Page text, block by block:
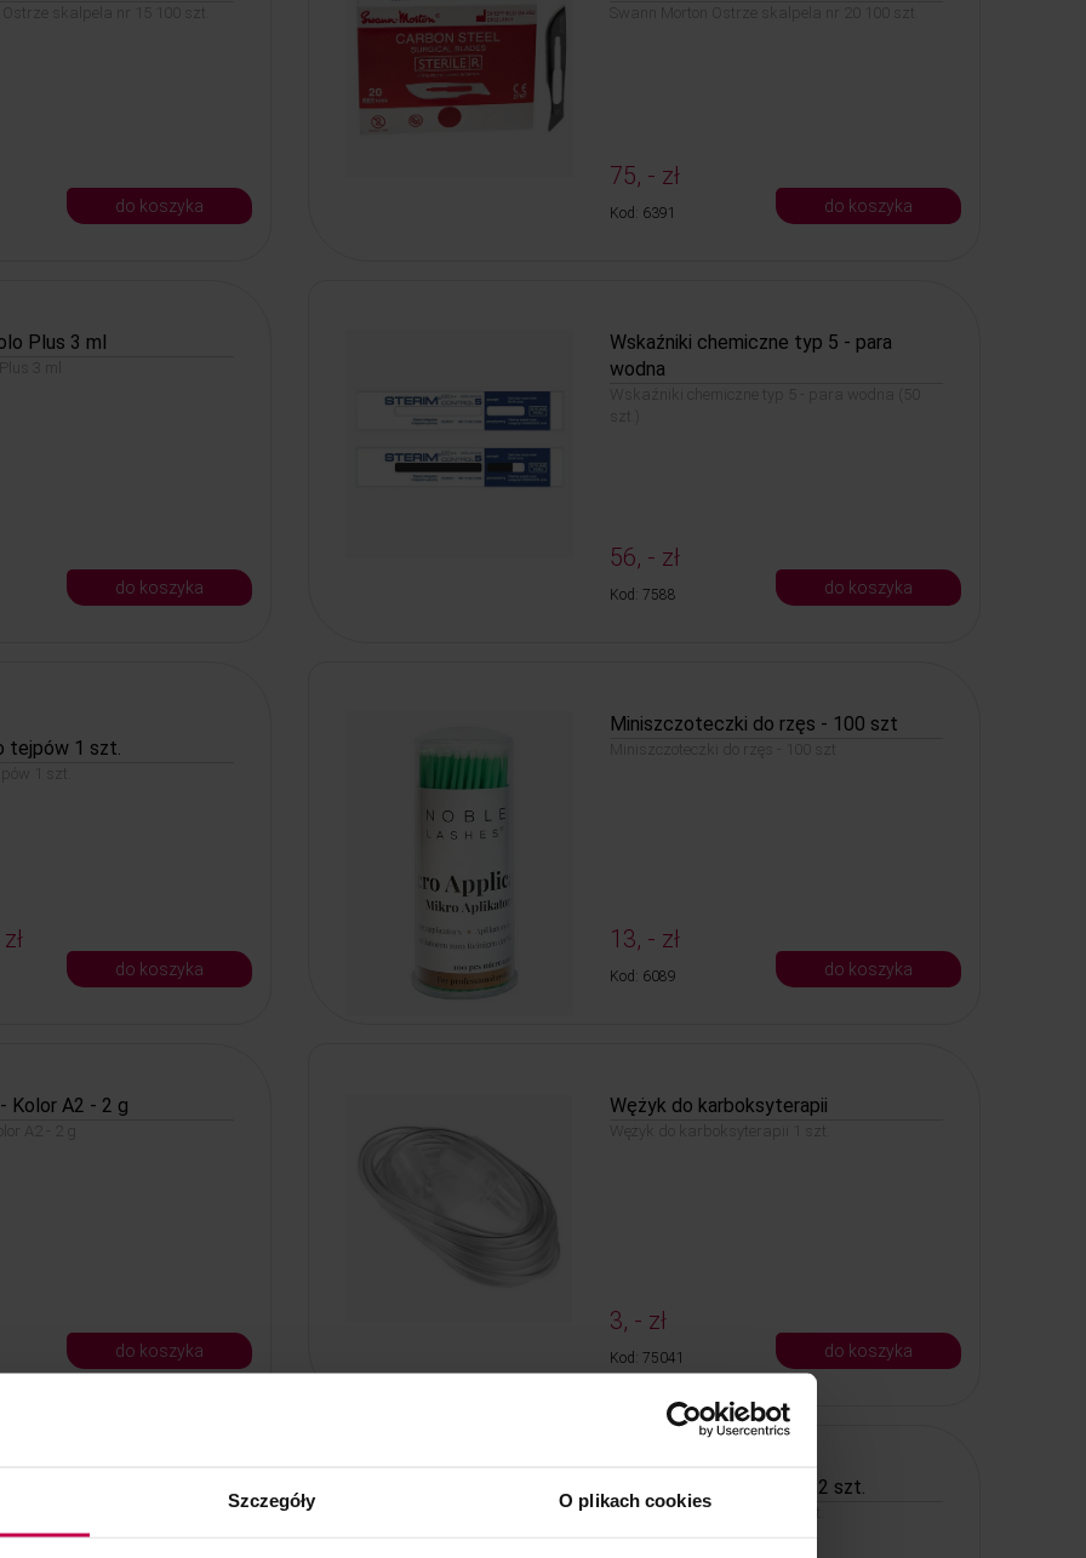
Szczegóły O plikach cookies
Ostrze skalpela nr 15 100 szt.
do koszyka
Swann Morton Ostrze skalpela nr 20 100 szt.
75, - zł
Kod: 6391 do koszyka
Plus 3 ml
3 ml
do koszyka
Wskaźniki chemiczne typ 5 - para
wodna
Wskaźniki chemiczne typ 5 - para wodna (50
szt.)
56, - zł
Kod: 7588 do koszyka
tejpów 1 szt.
1 szt.
do koszyka
Miniszczoteczki do rzęs - 100 szt
Miniszczoteczki do rzęs - 100 szt
13, - zł
Kod: 6089 do koszyka
Kolor A2 - 2 g
A2 - 2 g
do koszyka
Wężyk do karboksyterapii
Wężyk do karboksyterapii 1 szt.
3, - zł
Kod: 75041 do koszyka
rzęs i brwi różowa spiralka 50
Bańki do masażu twarzy 2 szt.
Bańki do masażu twarzy 2 szt.